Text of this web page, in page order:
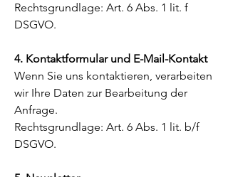
Rechtsgrundlage: Art. 6 Abs. 1 lit. f
DSGVO.
4. Kontaktformular und E-Mail-Kontakt
Wenn Sie uns kontaktieren, verarbeiten
wir Ihre Daten zur Bearbeitung der
Anfrage.
Rechtsgrundlage: Art. 6 Abs. 1 lit. b/f
DSGVO.